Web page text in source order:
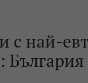
с най-